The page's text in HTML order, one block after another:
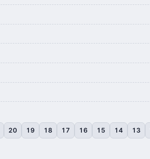
20 19 18 17 16 15 14 13